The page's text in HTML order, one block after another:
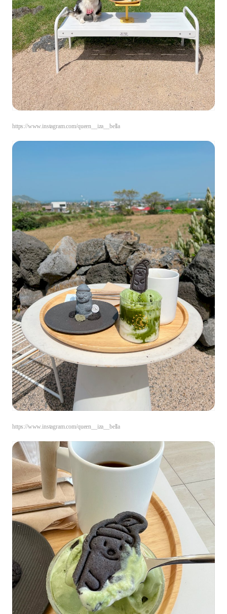
https://www.instagram.com/queen__iza__bella
https://www.instagram.com/queen__iza__bella